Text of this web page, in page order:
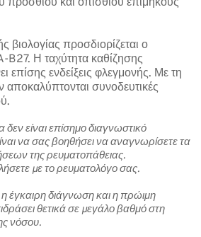
βιολογίας προσδιορίζεται ο
B27. Η ταχύτητα καθίζησης
επίσης ενδείξεις φλεγμονής. Με τη
αποκαλύπτονται συνοδευτικές
δεν είναι επίσημο διαγνωστικό
να σας βοηθήσει να αναγνωρίσετε τα
της ρευματοπάθειας.
µε το ρευματολόγο σας.
η έγκαιρη διάγνωση και η πρώιμη
θετικά σε µεγάλο βαθμό στη
νόσου.